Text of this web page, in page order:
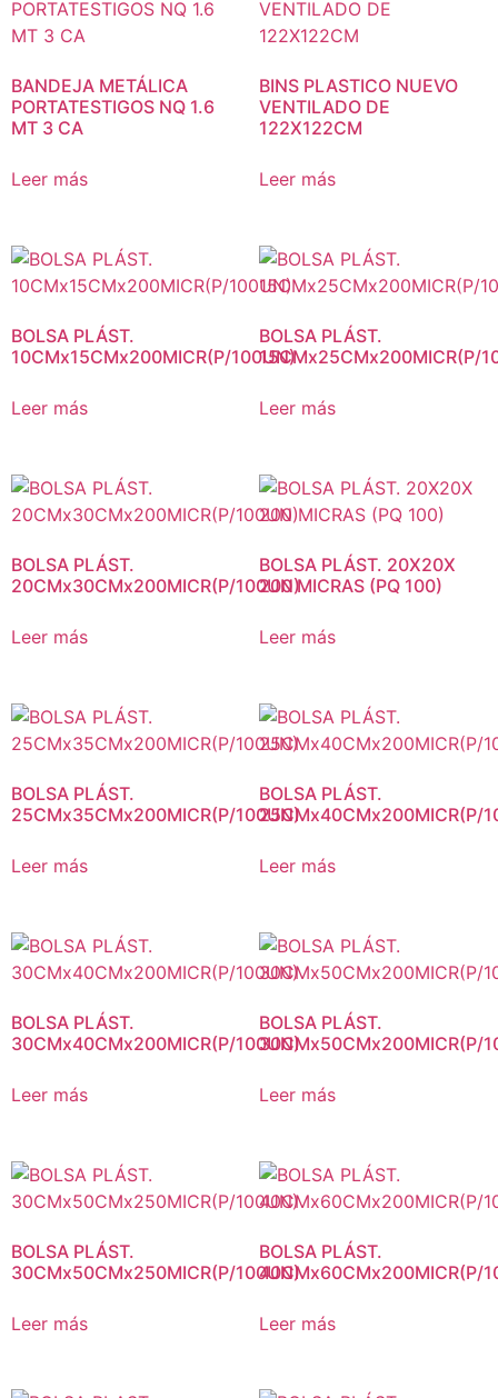
BANDEJA METÁLICA
PORTATESTIGOS NQ 1.6
MT 3 CA
Leer más
BINS PLASTICO NUEVO
VENTILADO DE
122X122CM
Leer más
BOLSA PLÁST.
10CMx15CMx200MICR(P/100UN)
Leer más
BOLSA PLÁST.
15CMx25CMx200MICR(P/
Leer más
BOLSA PLÁST.
20CMx30CMx200MICR(P/100UN)
Leer más
BOLSA PLÁST. 20X20X
200 MICRAS (PQ 100)
Leer más
BOLSA PLÁST.
25CMx35CMx200MICR(P/100UN)
Leer más
BOLSA PLÁST.
25CMx40CMx200MICR(P/
Leer más
BOLSA PLÁST.
30CMx40CMx200MICR(P/100UN)
Leer más
BOLSA PLÁST.
30CMx50CMx200MICR(P/
Leer más
BOLSA PLÁST.
30CMx50CMx250MICR(P/100UN)
Leer más
BOLSA PLÁST.
40CMx60CMx200MICR(P/
Leer más